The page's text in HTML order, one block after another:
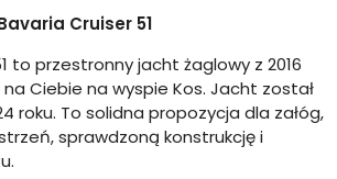
Cruiser 51
to przestronny jacht żaglowy z 2016
Ciebie na wyspie Kos. Jacht został
roku. To solidna propozycja dla załóg,
sprawdzoną konstrukcję i